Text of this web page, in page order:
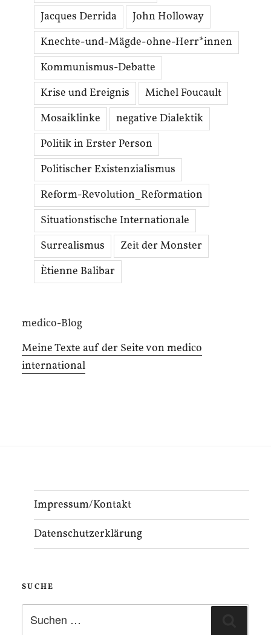
Jacques Derrida
John Holloway
Knechte-und-Mägde-ohne-Herr*innen
Kommunismus-Debatte
Krise und Ereignis
Michel Foucault
Mosaiklinke
negative Dialektik
Politik in Erster Person
Politischer Existenzialismus
Reform-Revolution_Reformation
Situationstische Internationale
Surrealismus
Zeit der Monster
Ètienne Balibar
medico-Blog
Meine Texte auf der Seite von medico
international
Impressum/Kontakt
Datenschutzerklärung
SUCHE
Suchen